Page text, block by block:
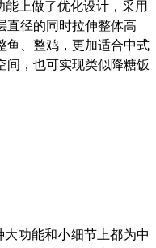
能上做了优化设计，采用
直径的同时拉伸整体高
鱼、整鸡，更加适合中式
间，也可实现类似降糖饭
大功能和小细节上都为中